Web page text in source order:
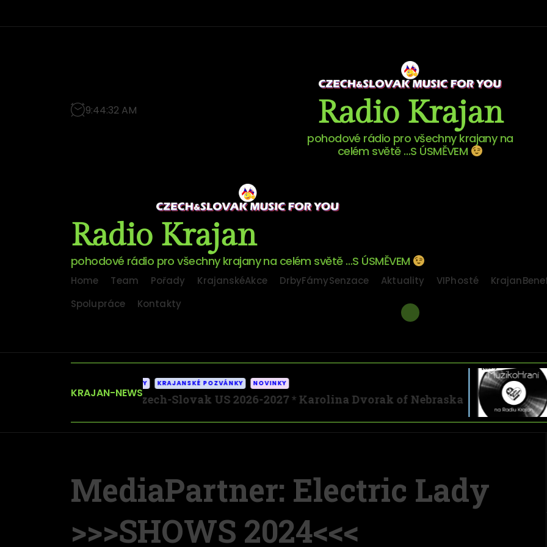
9:44:34 AM Radio Krajan
pohodové rádio pro všechny krajany na
celém světě …S ÚSMĚVEM
Radio Krajan
pohodové rádio pro všechny krajany na celém světě …S ÚSMĚVEM
Home Team Pořady KrajanskéAkce DrbyFámySenzace Aktuality VIPhosté
Spolupráce
Kontakty
KRAJAN-NEWS
KRAJANSKÉ POZVÁNKY NOVINKY
Miss Czech-Slovak US 2026-2027 * Karolina Dvorak of Nebraska
AKTUALITY
MediaPartner: Electric Lady
>>>SHOWS 2024<<<